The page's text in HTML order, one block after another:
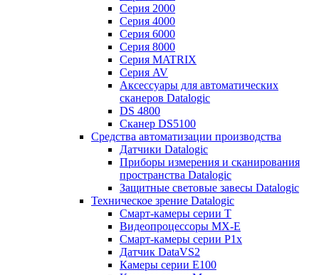
Серия 2000
Серия 4000
Серия 6000
Серия 8000
Серия MATRIX
Серия AV
Аксессуары для автоматических
сканеров Datalogic
DS 4800
Сканер DS5100
Средства автоматизации производства
Датчики Datalogic
Приборы измерения и сканирования
пространства Datalogic
Защитные световые завесы Datalogic
Техническое зрение Datalogic
Смарт-камеры серии T
Видеопроцессоры MX-E
Смарт-камеры серии P1x
Датчик DataVS2
Камеры серии E100